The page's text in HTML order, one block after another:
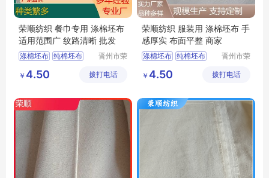
荣顺纺织 餐巾专用 涤棉坯布
适用范围广 纹路清晰 批发
涤棉坯布 纯棉坯布
涤棉起绒布
平纹坯布
晋州市荣
限公司
￥ 4.50 拨打电话
荣顺纺织 服装用 涤棉坯布 手
感厚实 布面平整 商家
涤棉坯布 纯棉坯布
平纹坯布
晋州市荣
限公司
￥ 4.50 拨打电话